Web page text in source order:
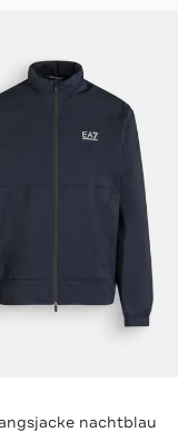
nachtblau